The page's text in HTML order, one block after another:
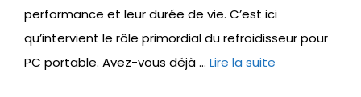
performance et leur durée de vie. C’est ici
qu’intervient le rôle primordial du refroidisseur pour
PC portable. Avez-vous déjà … Lire la suite